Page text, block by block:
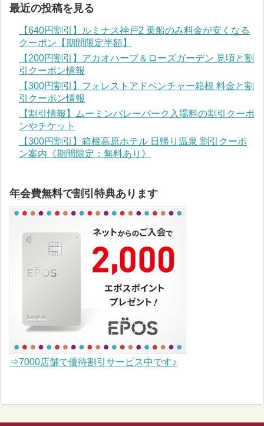
最近の投稿を見る
【640円割引】ルミナス神戸2 乗船のみ料金が安くなる
クーポン【期間限定半額】
【200円割引】アカオハーブ＆ローズガーデン 見頃と割
引クーポン情報
【300円割引】フォレストアドベンチャー箱根 料金と割
引クーポン情報
【割引情報】ムーミンバレーパーク入場料の割引クーポ
ンやチケット
【300円割引】箱根高原ホテル 日帰り温泉 割引クーポ
ン案内《期間限定：無料あり》
年会費無料で割引特典あります
⇒7000店舗で優待割引サービス中です♪